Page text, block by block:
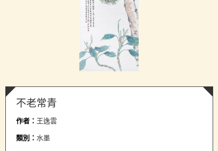
不老常青
作者： 王逸雲
類別： 水墨